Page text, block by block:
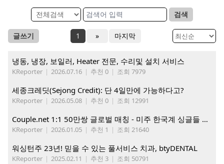
검색
글쓰기 1 » 마지막
냉동, 냉장, 보일러, Heater 전문, 수리및 설치 서비스
KReporter | 2026.07.16 | 추천 0 | 조회 7979
세종크레딧(Sejong Credit): 단 4일만에 가능하다고?
KReporter | 2026.05.08 | 추천 0 | 조회 12991
Couple.net 1:1 50만쌍 글로벌 매칭 - 미주 한국계 싱글들 모이세요
KReporter | 2026.01.05 | 추천 1 | 조회 21640
워싱턴주 23년! 믿을 수 있는 풀서비스 치과, btyDENTAL
KReporter | 2025.02.11 | 추천 3 | 조회 50791